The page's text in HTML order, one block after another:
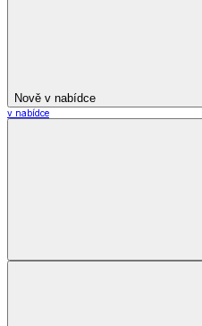
Nově v nabídce
v nabídce